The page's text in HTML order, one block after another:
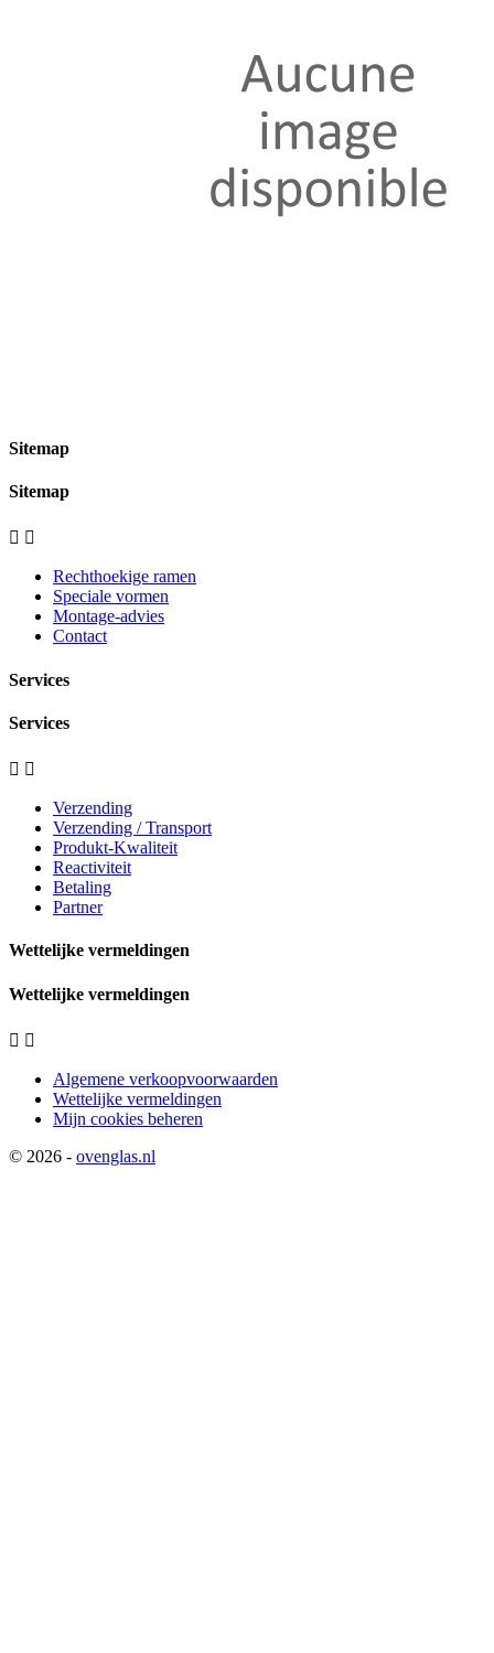
Sitemap
Sitemap
 
Rechthoekige ramen
Speciale vormen
Montage-advies
Contact
Services
Services
 
Verzending
Verzending / Transport
Produkt-Kwaliteit
Reactiviteit
Betaling
Partner
Wettelijke vermeldingen
Wettelijke vermeldingen
 
Algemene verkoopvoorwaarden
Wettelijke vermeldingen
Mijn cookies beheren
© 2026 - ovenglas.nl